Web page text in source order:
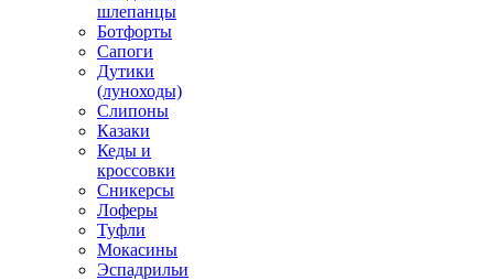
шлепанцы
Ботфорты
Сапоги
Дутики
(луноходы)
Слипоны
Казаки
Кеды и
кроссовки
Сникерсы
Лоферы
Туфли
Мокасины
Эспадрильи